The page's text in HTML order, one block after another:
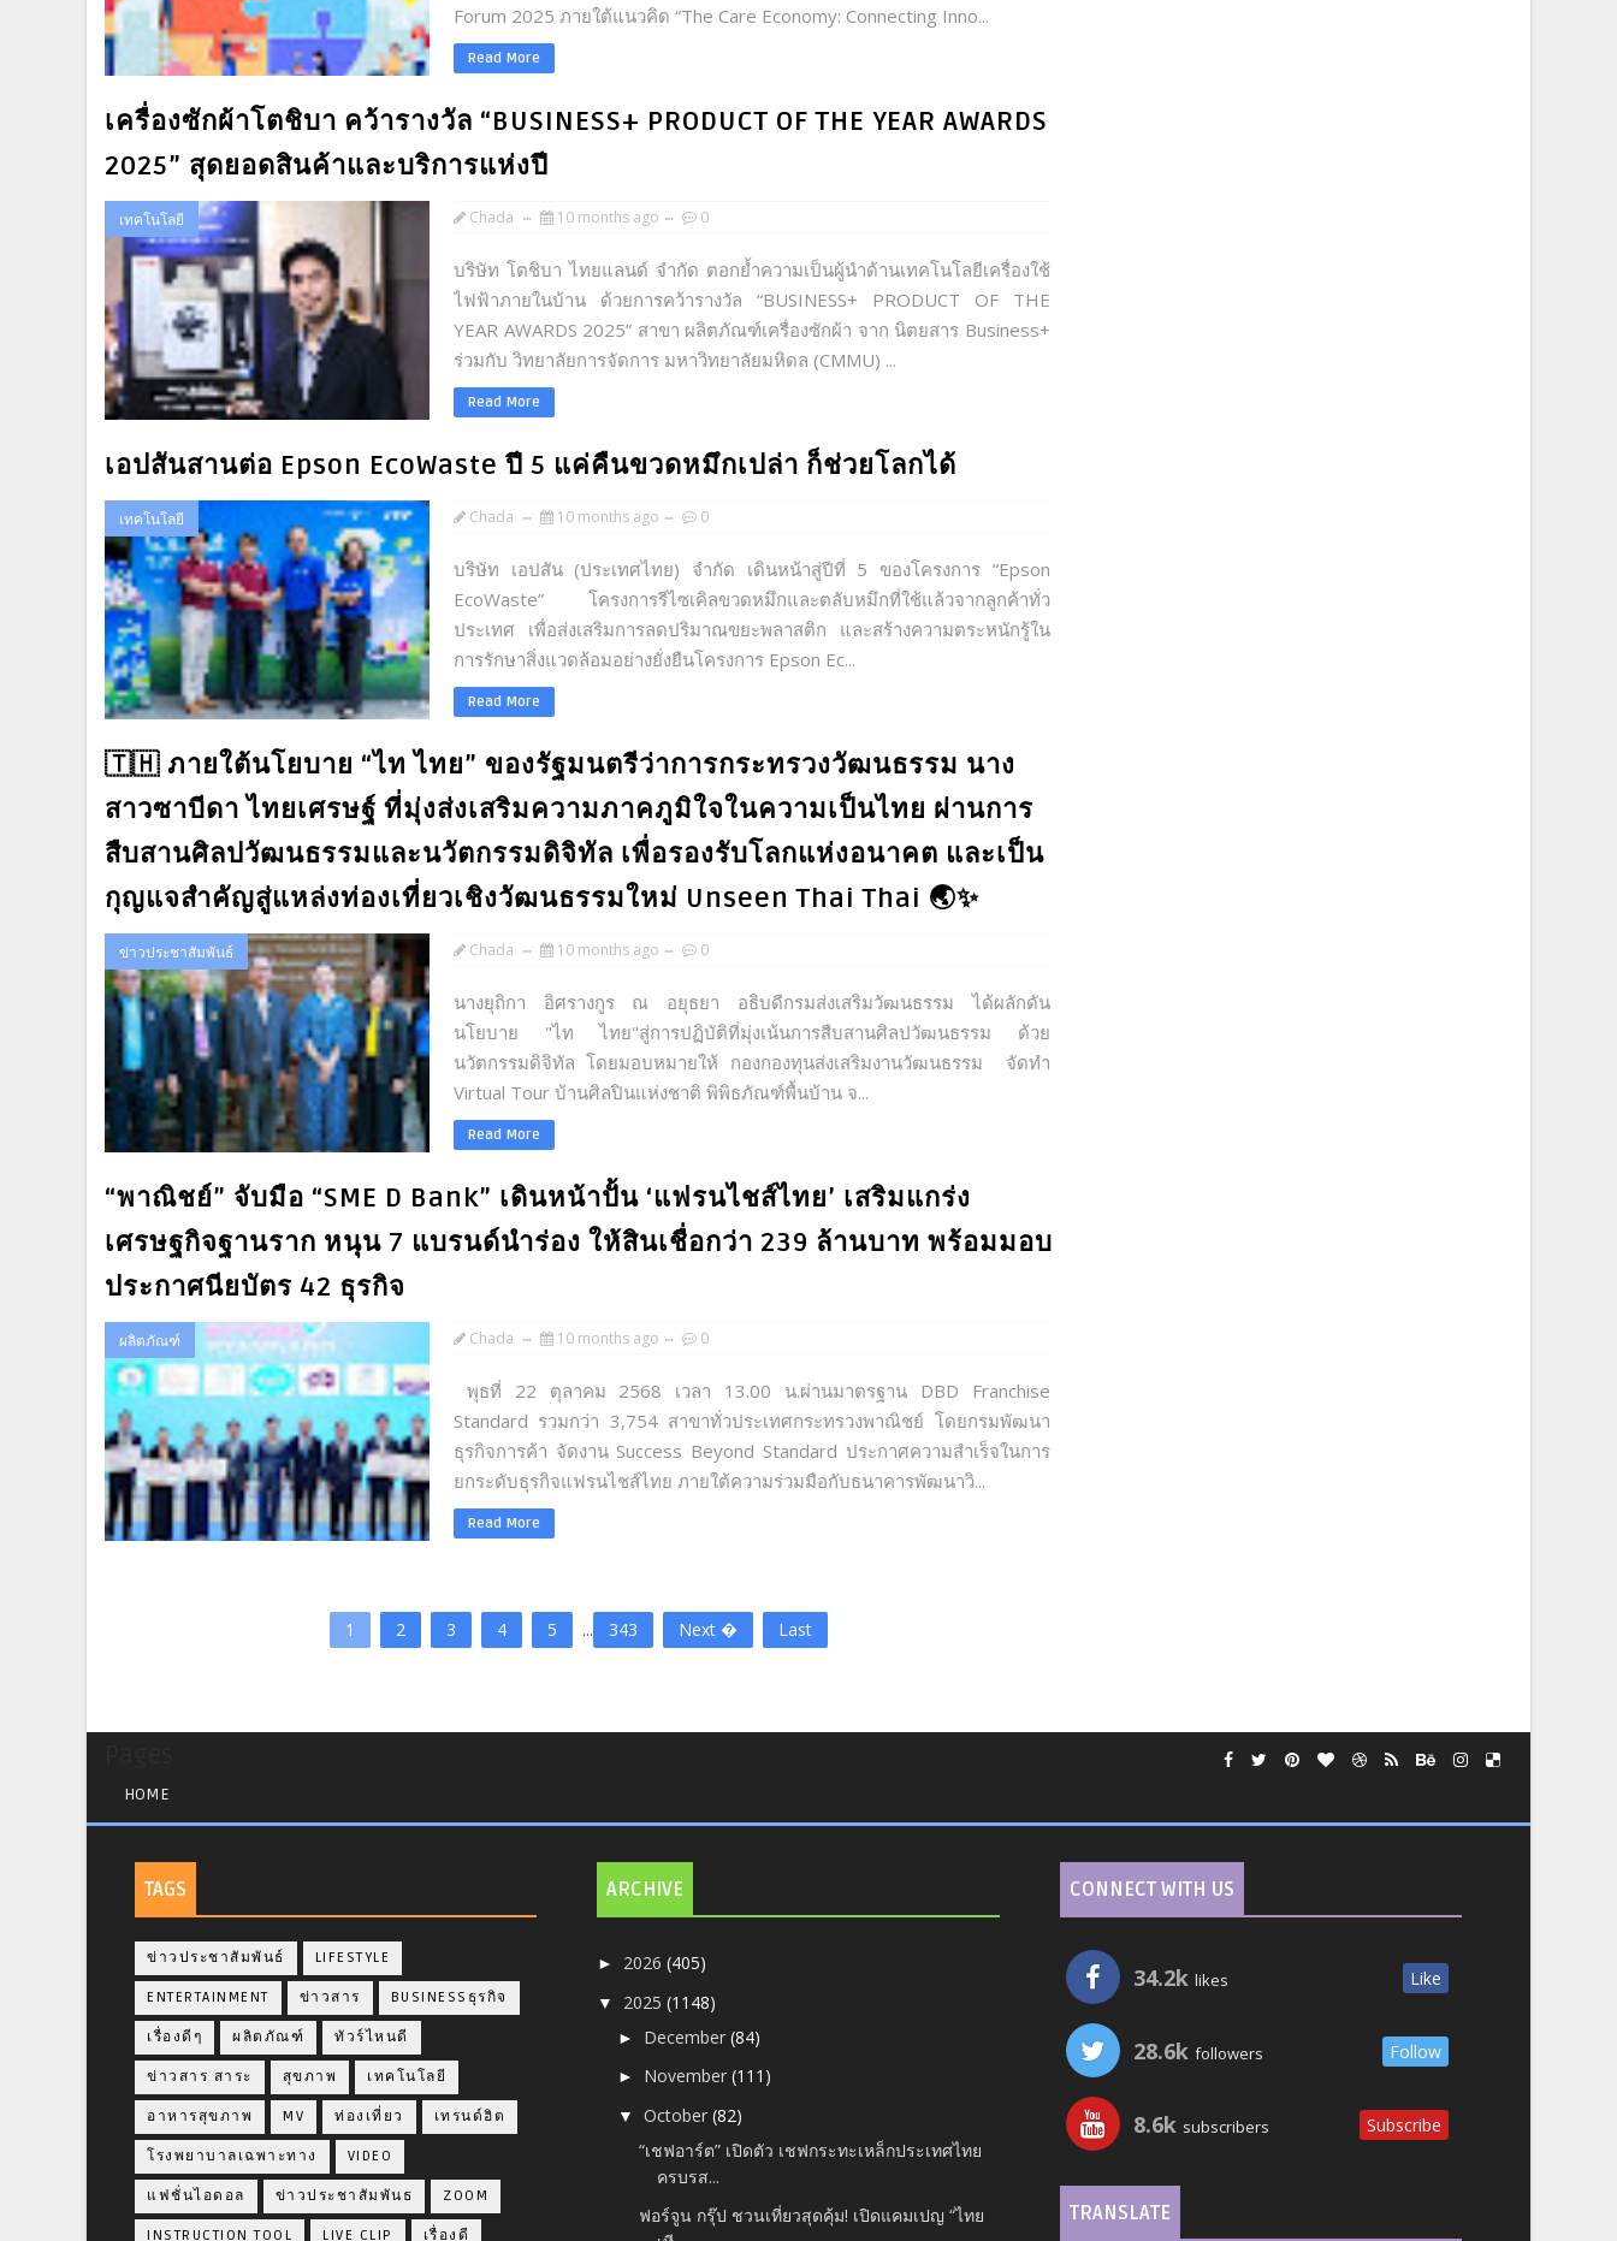
Forum 2025 ภายใต้แนวคิด “The Care Economy: Connecting Inno...
Read More
เครื่องซักผ้าโตชิบา คว้ารางวัล “BUSINESS+ PRODUCT OF THE YEAR AWARDS
2025” สุดยอดสินค้าและบริการแห่งปี
เทคโนโลยี Chada 10 months ago 0
บริษัท โตชิบา ไทยแลนด์ จำกัด ตอกย้ำความเป็นผู้นำด้านเทคโนโลยีเครื่องใช้
ไฟฟ้าภายในบ้าน ด้วยการคว้ารางวัล “BUSINESS+ PRODUCT OF THE
YEAR AWARDS 2025” สาขา ผลิตภัณฑ์เครื่องซักผ้า จาก นิตยสาร Business+
ร่วมกับ วิทยาลัยการจัดการ มหาวิทยาลัยมหิดล (CMMU) ...
Read More
เอปสันสานต่อ Epson EcoWaste ปี 5 แค่คืนขวดหมึกเปล่า ก็ช่วยโลกได้
เทคโนโลยี Chada 10 months ago 0
บริษัท เอปสัน (ประเทศไทย) จำกัด เดินหน้าสู่ปีที่ 5 ของโครงการ “Epson
EcoWaste” โครงการรีไซเคิลขวดหมึกและตลับหมึกที่ใช้แล้วจากลูกค้าทั่ว
ประเทศ เพื่อส่งเสริมการลดปริมาณขยะพลาสติก และสร้างความตระหนักรู้ใน
การรักษาสิ่งแวดล้อมอย่างยั่งยืนโครงการ Epson Ec...
Read More
🇹🇭 ภายใต้นโยบาย “ไท ไทย” ของรัฐมนตรีว่าการกระทรวงวัฒนธรรม นาง
สาวซาบีดา ไทยเศรษฐ์ ที่มุ่งส่งเสริมความภาคภูมิใจในความเป็นไทย ผ่านการ
สืบสานศิลปวัฒนธรรมและนวัตกรรมดิจิทัล เพื่อรองรับโลกแห่งอนาคต และเป็น
กุญแจสำคัญสู่แหล่งท่องเที่ยวเชิงวัฒนธรรมใหม่ Unseen Thai Thai 🌏✨
ข่าวประชาสัมพันธ์ Chada 10 months ago 0
นางยุถิกา อิศรางกูร ณ อยุธยา อธิบดีกรมส่งเสริมวัฒนธรรม ได้ผลักดัน
นโยบาย "ไท ไทย"สู่การปฏิบัติที่มุ่งเน้นการสืบสานศิลปวัฒนธรรม ด้วย
นวัตกรรมดิจิทัล โดยมอบหมายให้ กองกองทุนส่งเสริมงานวัฒนธรรม จัดทำ
Virtual Tour บ้านศิลปินแห่งชาติ พิพิธภัณฑ์พื้นบ้าน จ...
Read More
“พาณิชย์” จับมือ “SME D Bank” เดินหน้าปั้น ‘แฟรนไชส์ไทย’ เสริมแกร่ง
เศรษฐกิจฐานราก หนุน 7 แบรนด์นำร่อง ให้สินเชื่อกว่า 239 ล้านบาท พร้อมมอบ
ประกาศนียบัตร 42 ธุรกิจ
ผลิตภัณฑ์ Chada 10 months ago 0
พุธที่ 22 ตุลาคม 2568 เวลา 13.00 น.ผ่านมาตรฐาน DBD Franchise
Standard รวมกว่า 3,754 สาขาทั่วประเทศกระทรวงพาณิชย์ โดยกรมพัฒนา
ธุรกิจการค้า จัดงาน Success Beyond Standard ประกาศความสำเร็จในการ
ยกระดับธุรกิจแฟรนไชส์ไทย ภายใต้ความร่วมมือกับธนาคารพัฒนาวิ...
Read More
1 2 3 4 5 ... 343 Next � Last
HOME
TAGS
ข่าวประชาสัมพันธ์ LIFESTYLE
ENTERTAINMENT ข่าวสาร BUSINESSธุรกิจ
เรื่องดีๆ ผลิตภัณฑ์ ทัวร์ไหนดี
ข่าวสาร สาระ สุขภาพ เทคโนโลยี
อาหารสุขภาพ MV ท่องเที่ยว เทรนด์ฮิต
โรงพยาบาลเฉพาะทาง VIDEO
แฟชั่นไอดอล ข่าวประชาสัมพันธ ZOOM
INSTRUCTION TOOL LIVE CLIP เรื่องดี
ARCHIVE
► 2026(405)
▼ 2025(1148)
► December(84)
► November(111)
▼October(82)
“เชฟอาร์ต” เปิดตัว เชฟกระทะเหล็กประเทศไทย
ครบรส...
ฟอร์จูน กรุ๊ป ชวนเที่ยวสุดคุ้ม! เปิดแคมเปญ “ไทย
CONNECT WITH US
34.2k likes Like
28.6k followers Follow
8.6k subscribers Subscribe
TRANSLATE